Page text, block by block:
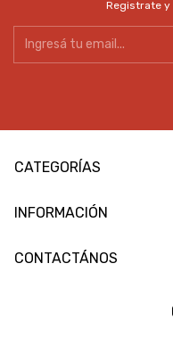
Registrate y
CATEGORÍAS
INFORMACIÓN
CONTACTÁNOS